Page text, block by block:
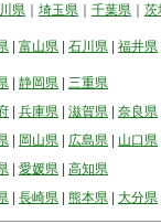
県 埼玉県 千葉県
茨
富山県 石川県 福井県
静岡県
三重県
兵庫県 滋賀県 奈良県
岡山県 広島県
山口県
愛媛県
高知県
長崎県 熊本県 大分県